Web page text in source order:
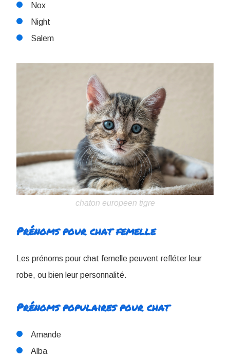
Nox
Night
Salem
chaton europeen tigre
Prénoms pour chat femelle
Les prénoms pour chat femelle peuvent refléter leur
robe, ou bien leur personnalité.
Prénoms populaires pour chat
Amande
Alba